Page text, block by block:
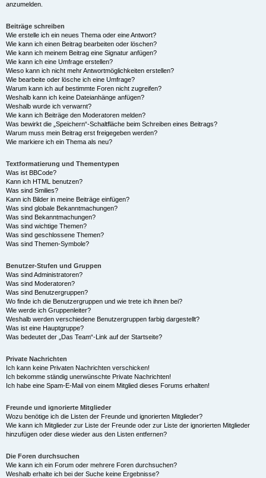
anzumelden.
Beiträge schreiben
Wie erstelle ich ein neues Thema oder eine Antwort?
Wie kann ich einen Beitrag bearbeiten oder löschen?
Wie kann ich meinem Beitrag eine Signatur anfügen?
Wie kann ich eine Umfrage erstellen?
Wieso kann ich nicht mehr Antwortmöglichkeiten erstellen?
Wie bearbeite oder lösche ich eine Umfrage?
Warum kann ich auf bestimmte Foren nicht zugreifen?
Weshalb kann ich keine Dateianhänge anfügen?
Weshalb wurde ich verwarnt?
Wie kann ich Beiträge den Moderatoren melden?
Was bewirkt die „Speichern“-Schaltfläche beim Schreiben eines Beitrags?
Warum muss mein Beitrag erst freigegeben werden?
Wie markiere ich ein Thema als neu?
Textformatierung und Thementypen
Was ist BBCode?
Kann ich HTML benutzen?
Was sind Smilies?
Kann ich Bilder in meine Beiträge einfügen?
Was sind globale Bekanntmachungen?
Was sind Bekanntmachungen?
Was sind wichtige Themen?
Was sind geschlossene Themen?
Was sind Themen-Symbole?
Benutzer-Stufen und Gruppen
Was sind Administratoren?
Was sind Moderatoren?
Was sind Benutzergruppen?
Wo finde ich die Benutzergruppen und wie trete ich ihnen bei?
Wie werde ich Gruppenleiter?
Weshalb werden verschiedene Benutzergruppen farbig dargestellt?
Was ist eine Hauptgruppe?
Was bedeutet der „Das Team“-Link auf der Startseite?
Private Nachrichten
Ich kann keine Privaten Nachrichten verschicken!
Ich bekomme ständig unerwünschte Private Nachrichten!
Ich habe eine Spam-E-Mail von einem Mitglied dieses Forums erhalten!
Freunde und ignorierte Mitglieder
Wozu benötige ich die Listen der Freunde und ignorierten Mitglieder?
Wie kann ich Mitglieder zur Liste der Freunde oder zur Liste der ignorierten Mitglieder
hinzufügen oder diese wieder aus den Listen entfernen?
Die Foren durchsuchen
Wie kann ich ein Forum oder mehrere Foren durchsuchen?
Weshalb erhalte ich bei der Suche keine Ergebnisse?